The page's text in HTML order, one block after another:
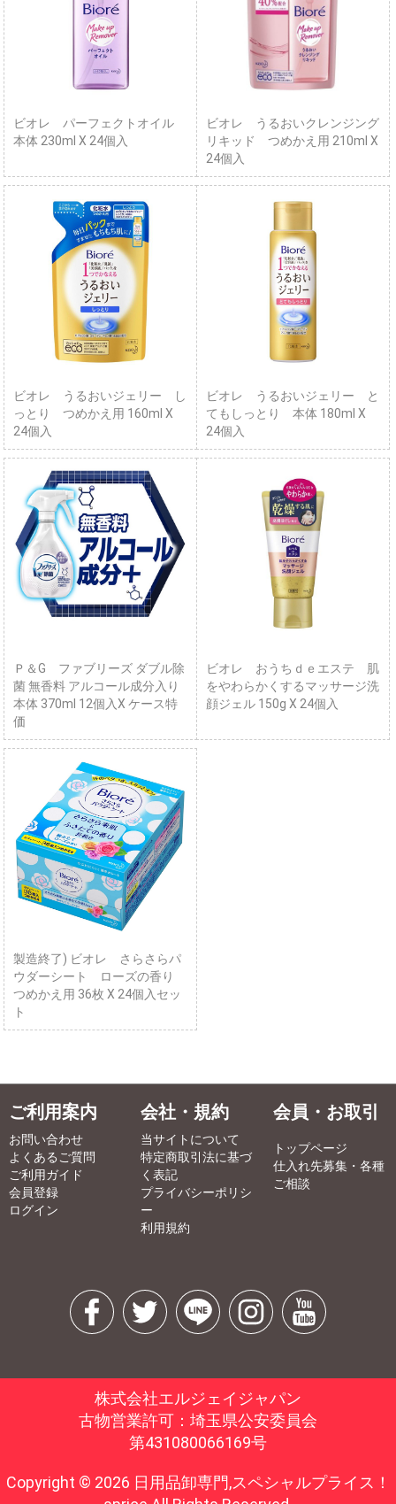
ビオレ パーフェクトオイル
本体 230ml X 24個入
ビオレ うるおいクレンジング
リキッド つめかえ用 210ml X
24個入
ビオレ うるおいジェリー し
っとり つめかえ用 160ml X
24個入
ビオレ うるおいジェリー と
てもしっとり 本体 180ml X
24個入
Ｐ＆G ファブリーズ ダブル除
菌 無香料 アルコール成分入り
本体 370ml 12個入X ケース特
価
ビオレ おうちｄｅエステ 肌
をやわらかくするマッサージ洗
顔ジェル 150g X 24個入
製造終了) ビオレ さらさらパ
ウダーシート ローズの香り
つめかえ用 36枚 X 24個入セッ
ト
ご利用案内
お問い合わせ
よくあるご質問
ご利用ガイド
会員登録
ログイン
会社・規約
当サイトについて
特定商取引法に基づ
く表記
プライバシーポリシ
ー
利用規約
会員・お取引
トップページ
仕入れ先募集・各種
ご相談
株式会社エルジェイジャパン
古物営業許可：埼玉県公安委員会
第431080066169号
Copyright © 2026 日用品卸専門,スペシャルプライス！